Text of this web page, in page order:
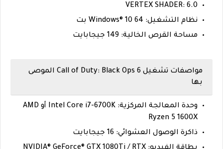
VERTEX SHADER: 6.0
نظام التشغيل: Windows® 10 64 بت
مساحة القرص الخالية: 149 جيجابايت
مواصفات تشغيل Call of Duty: Black Ops 6 الموصى
بها
وحدة المعالجة المركزية: Intel Core i7-6700K أو AMD
Ryzen 5 1600X
ذاكرة الوصول العشوائي: 16 جيجابايت